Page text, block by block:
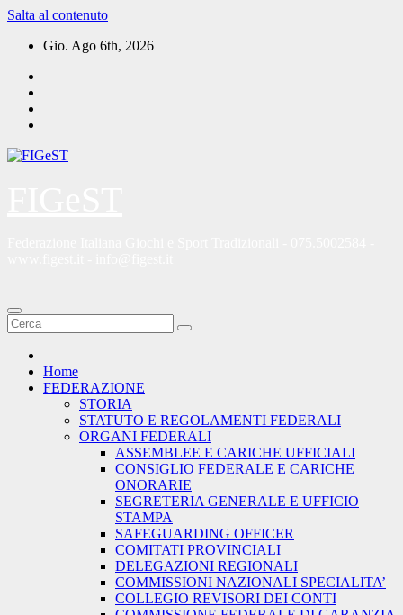
Salta al contenuto
Gio. Ago 6th, 2026
Home
FEDERAZIONE
STORIA
STATUTO E REGOLAMENTI FEDERALI
ORGANI FEDERALI
ASSEMBLEE E CARICHE UFFICIALI
CONSIGLIO FEDERALE E CARICHE
ONORARIE
SEGRETERIA GENERALE E UFFICIO
STAMPA
SAFEGUARDING OFFICER
COMITATI PROVINCIALI
DELEGAZIONI REGIONALI
COMMISSIONI NAZIONALI SPECIALITA’
COLLEGIO REVISORI DEI CONTI